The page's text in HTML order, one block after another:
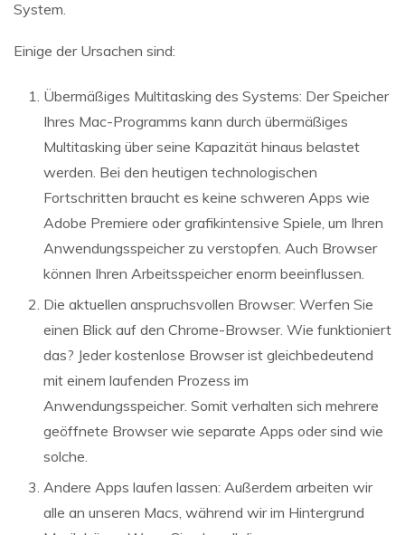
System.
Einige der Ursachen sind:
Übermäßiges Multitasking des Systems: Der Speicher
Ihres Mac-Programms kann durch übermäßiges
Multitasking über seine Kapazität hinaus belastet
werden. Bei den heutigen technologischen
Fortschritten braucht es keine schweren Apps wie
Adobe Premiere oder grafikintensive Spiele, um Ihren
Anwendungsspeicher zu verstopfen. Auch Browser
können Ihren Arbeitsspeicher enorm beeinflussen.
Die aktuellen anspruchsvollen Browser: Werfen Sie
einen Blick auf den Chrome-Browser. Wie funktioniert
das? Jeder kostenlose Browser ist gleichbedeutend
mit einem laufenden Prozess im
Anwendungsspeicher. Somit verhalten sich mehrere
geöffnete Browser wie separate Apps oder sind wie
solche.
Andere Apps laufen lassen: Außerdem arbeiten wir
alle an unseren Macs, während wir im Hintergrund